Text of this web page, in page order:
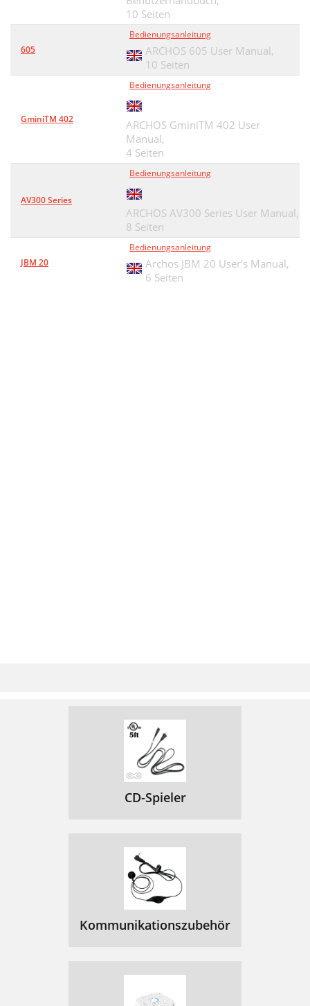
Technical Speciﬁ cations
Technical Speciﬁ cations
WARNING
10 Seiten
605
Bedienungsanleitung
ARCHOS 605 User Manual,
10 Seiten
GminiTM 402
Bedienungsanleitung
ARCHOS GminiTM 402 User
Manual,
4 Seiten
AV300 Series
Bedienungsanleitung
ARCHOS AV300 Series User Manual,
8 Seiten
JBM 20
Bedienungsanleitung
Archos JBM 20 User's Manual,
6 Seiten
CD-Spieler
Kommunikationszubehör